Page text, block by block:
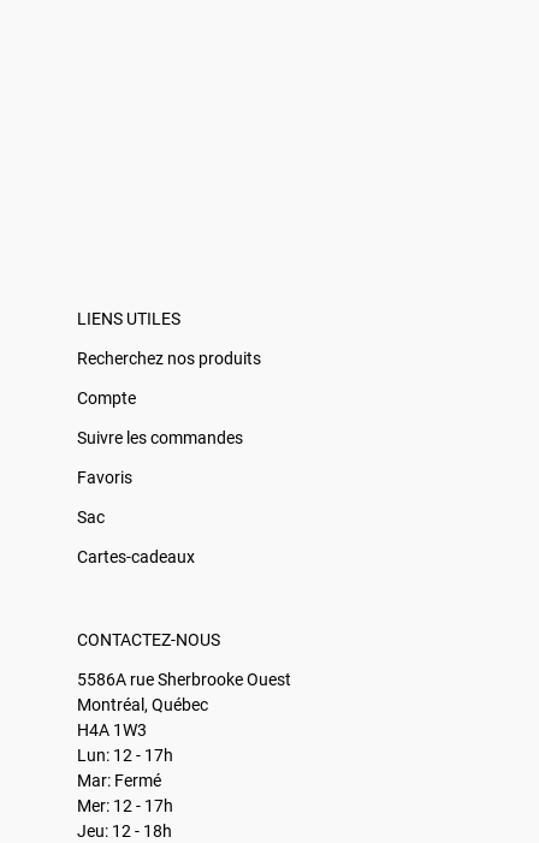
LIENS UTILES
Recherchez nos produits
Compte
Suivre les commandes
Favoris
Sac
Cartes-cadeaux
CONTACTEZ-NOUS
5586A rue Sherbrooke Ouest
Montréal, Québec
H4A 1W3
Lun: 12 - 17h
Mar: Fermé
Mer: 12 - 17h
Jeu: 12 - 18h